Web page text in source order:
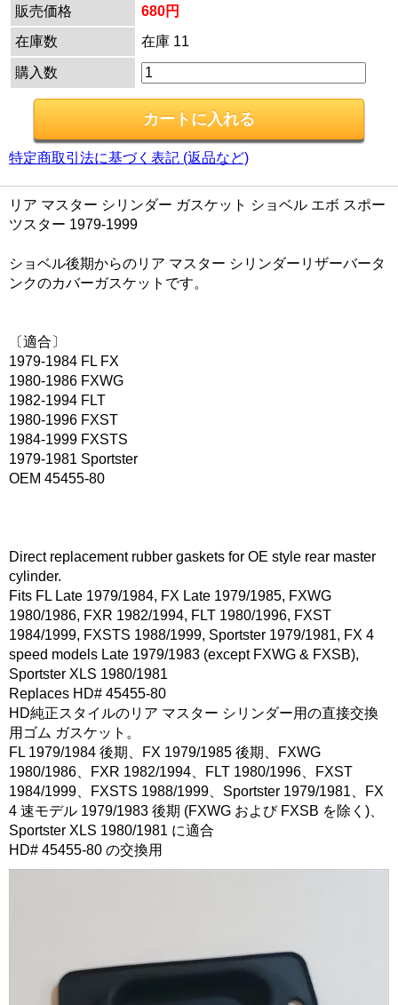
販売価格
680円
在庫数
在庫 11
購入数
特定商取引法に基づく表記 (返品など)
リア マスター シリンダー ガスケット ショベル エボ スポー
ツスター 1979-1999
ショベル後期からのリア マスター シリンダーリザーバータ
ンクのカバーガスケットです。
〔適合〕
1979-1984 FL FX
1980-1986 FXWG
1982-1994 FLT
1980-1996 FXST
1984-1999 FXSTS
1979-1981 Sportster
OEM 45455-80
Direct replacement rubber gaskets for OE style rear master
cylinder.
Fits FL Late 1979/1984, FX Late 1979/1985, FXWG
1980/1986, FXR 1982/1994, FLT 1980/1996, FXST
1984/1999, FXSTS 1988/1999, Sportster 1979/1981, FX 4
speed models Late 1979/1983 (except FXWG & FXSB),
Sportster XLS 1980/1981
Replaces HD# 45455-80
HD純正スタイルのリア マスター シリンダー用の直接交換
用ゴム ガスケット。
FL 1979/1984 後期、FX 1979/1985 後期、FXWG
1980/1986、FXR 1982/1994、FLT 1980/1996、FXST
1984/1999、FXSTS 1988/1999、Sportster 1979/1981、FX
4 速モデル 1979/1983 後期 (FXWG および FXSB を除く)、
Sportster XLS 1980/1981 に適合
HD# 45455-80 の交換用